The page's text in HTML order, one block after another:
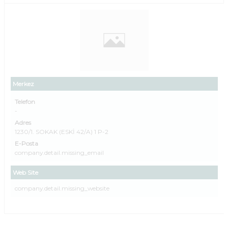
Merkez
Telefon
-
Adres
1230/1. SOKAK (ESKİ 42/A) 1 P-2
E-Posta
company.detail.missing_email
Web Site
company.detail.missing_website